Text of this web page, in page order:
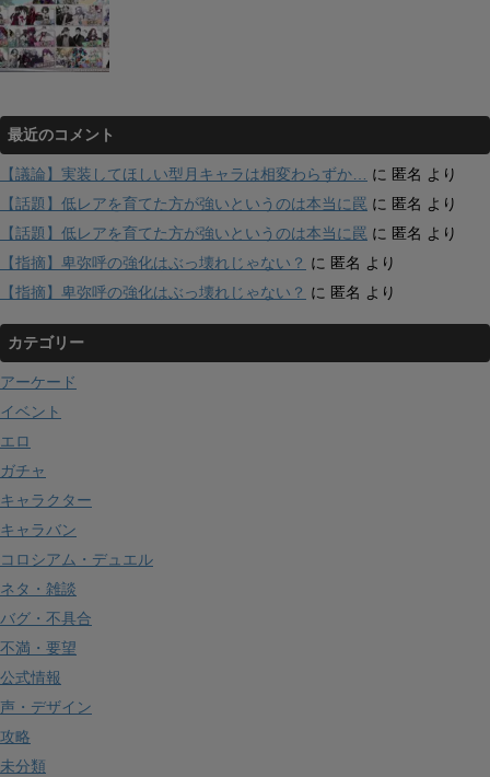
最近のコメント
【議論】実装してほしい型月キャラは相変わらずか… に 匿名 より
【話題】低レアを育てた方が強いというのは本当に罠 に 匿名 より
【話題】低レアを育てた方が強いというのは本当に罠 に 匿名 より
【指摘】卑弥呼の強化はぶっ壊れじゃない？ に 匿名 より
【指摘】卑弥呼の強化はぶっ壊れじゃない？ に 匿名 より
カテゴリー
アーケード
イベント
エロ
ガチャ
キャラクター
キャラバン
コロシアム・デュエル
ネタ・雑談
バグ・不具合
不満・要望
公式情報
声・デザイン
攻略
未分類